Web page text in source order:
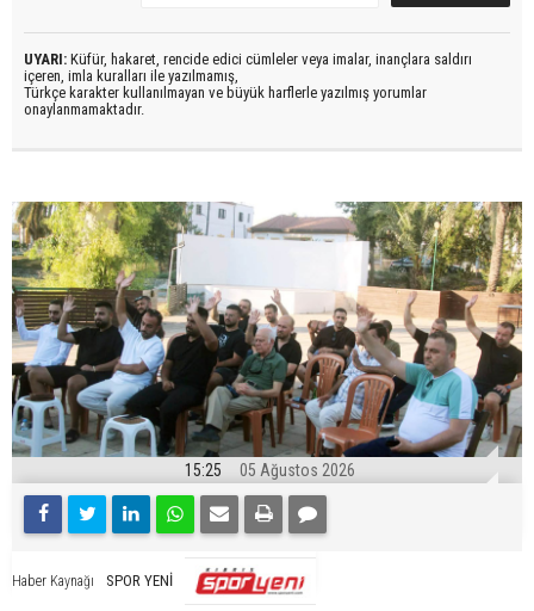
UYARI: Küfür, hakaret, rencide edici cümleler veya imalar, inançlara saldırı
içeren, imla kuralları ile yazılmamış,
Türkçe karakter kullanılmayan ve büyük harflerle yazılmış yorumlar
onaylanmamaktadır.
15:25 05 Ağustos 2026
Haber Kaynağı SPOR YENİ